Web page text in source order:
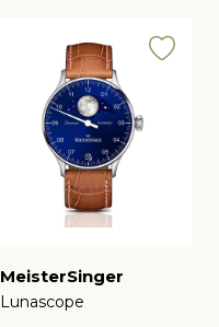
MeisterSinger
Lunascope